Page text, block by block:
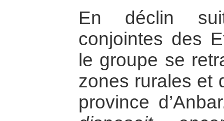
En déclin
conjointes des
le groupe se
zones rurales et
province